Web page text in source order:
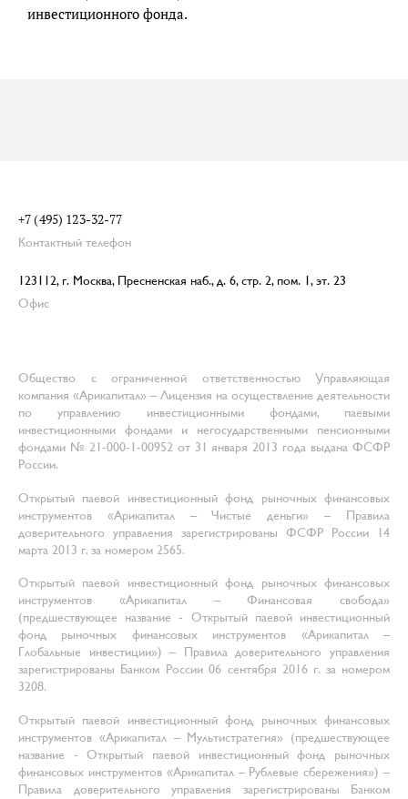
инвестиционного фонда.
+7 (495) 123-32-77
Контактный телефон
123112, г. Москва, Пресненская наб., д. 6, стр. 2, пом. 1, эт. 23
Офис
Общество с ограниченной ответственностью Управляющая
компания «Арикапитал» – Лицензия на осуществление деятельности
по управлению инвестиционными фондами, паевыми
инвестиционными фондами и негосударственными пенсионными
фондами № 21-000-1-00952 от 31 января 2013 года выдана ФСФР
России.
Открытый паевой инвестиционный фонд рыночных финансовых
инструментов «Арикапитал – Чистые деньги» – Правила
доверительного управления зарегистрированы ФСФР России 14
марта 2013 г. за номером 2565.
Открытый паевой инвестиционный фонд рыночных финансовых
инструментов «Арикапитал – Финансовая свобода»
(предшествующее название - Открытый паевой инвестиционный
фонд рыночных финансовых инструментов «Арикапитал –
Глобальные инвестиции») – Правила доверительного управления
зарегистрированы Банком России 06 сентября 2016 г. за номером
3208.
Открытый паевой инвестиционный фонд рыночных финансовых
инструментов «Арикапитал – Мультистратегия» (предшествующее
название - Открытый паевой инвестиционный фонд рыночных
финансовых инструментов «Арикапитал – Рублевые сбережения») –
Правила доверительного управления зарегистрированы Банком